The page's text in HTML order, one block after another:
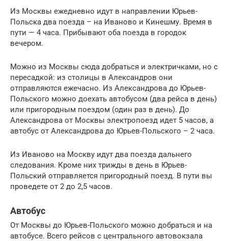
Из Москвы ежедневно идут в направлении Юрьев-
Польска два поезда – на Иваново и Кинешму. Время в
пути — 4 часа. Прибывают оба поезда в городок
вечером.
Можно из Москвы сюда добраться и электричками, но с
пересадкой: из столицы в Александров они
отправляются ежечасно. Из Александрова до Юрьев-
Польского можно доехать автобусом (два рейса в день)
или пригородным поездом (один раз в день). До
Александрова от Москвы электропоезд идет 5 часов, а
автобус от Александрова до Юрьев-Польского – 2 часа.
Из Иваново на Москву идут два поезда дальнего
следования. Кроме них трижды в день в Юрьев-
Польский отправляется пригородный поезд. В пути вы
проведете от 2 до 2,5 часов.
Автобус
От Москвы до Юрьев-Польского можно добраться и на
автобусе. Всего рейсов с центрального автовокзала